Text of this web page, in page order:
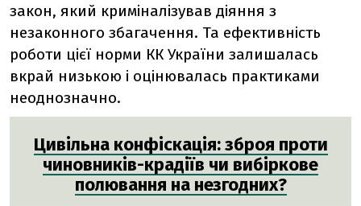
закон, який криміналізував діяння з
незаконного збагачення. Та ефективність
роботи цієї норми КК України залишалась
вкрай низькою і оцінювалась практиками
неоднозначно.
Цивільна конфіскація: зброя проти
чиновників-крадіїв чи вибіркове
полювання на незгодних?